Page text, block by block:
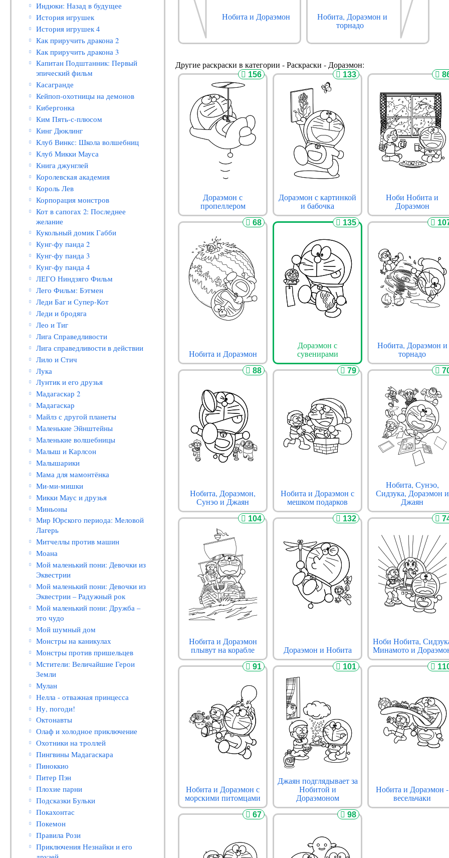
Индюки: Назад в будущее
История игрушек
История игрушек 4
Как приручить дракона 2
Как приручить дракона 3
Капитан Подштанник: Первый
эпический фильм
Касагранде
Кейпоп-охотницы на демонов
Кибергонка
Ким Пять-с-плюсом
Кинг Дюклинг
Клуб Винкс: Школа волшебниц
Клуб Микки Мауса
Книга джунглей
Королевская академия
Король Лев
Корпорация монстров
Кот в сапогах 2: Последнее
желание
Кукольный домик Габби
Кунг-фу панда 2
Кунг-фу панда 3
Кунг-фу панда 4
ЛЕГО Ниндзяго Фильм
Лего Фильм: Бэтмен
Леди Баг и Супер-Кот
Леди и бродяга
Лео и Тиг
Лига Справедливости
Лига справедливости в действии
Лило и Стич
Лука
Лунтик и его друзья
Мадагаскар 2
Мадагаскар
Майлз с другой планеты
Маленькие Эйнштейны
Маленькие волшебницы
Малыш и Карлсон
Малышарики
Мама для мамонтёнка
Ми-ми-мишки
Микки Маус и друзья
Миньоны
Мир Юрского периода: Меловой
Лагерь
Митчеллы против машин
Моана
Мой маленький пони: Девочки из
Эквестрии
Мой маленький пони: Девочки из
Эквестрии – Радужный рок
Мой маленький пони: Дружба –
это чудо
Мой шумный дом
Монстры на каникулах
Монстры против пришельцев
Мстители: Величайшие Герои
Земли
Мулан
Нелла - отважная принцесса
Ну, погоди!
Октонавты
Олаф и холодное приключение
Охотники на троллей
Пингвины Мадагаскара
Пиноккио
Питер Пэн
Плохие парни
Подсказки Бульки
Покахонтас
Покемон
Правила Рози
Приключения Незнайки и его
Нобита и Дораэмон
Нобита, Дораэмон и
торнадо
Другие раскраски в категории - Раскраски - Дораэмон:
156
Дораэмон с
пропеллером
133
Дораэмон с картинкой
и бабочка
Ноби Нобита и
Дораэмон
68
Нобита и Дораэмон
135
Дораэмон с
сувенирами
Нобита, Дораэмон и
торнадо
88
Нобита, Дораэмон,
Сунэо и Джаян
79
Нобита и Дораэмон с
мешком подарков
Нобита, Сунэо,
Сидзука, Дораэмон и
Джаян
104
Нобита и Дораэмон
плывут на корабле
132
Дораэмон и Нобита
Ноби Нобита,
Минамото и
91
Нобита и Дораэмон с
морскими питомцами
101
Джаян подглядывает за
Нобитой и
Дораэмоном
Нобита и Дораэмон -
весельчаки
67 98